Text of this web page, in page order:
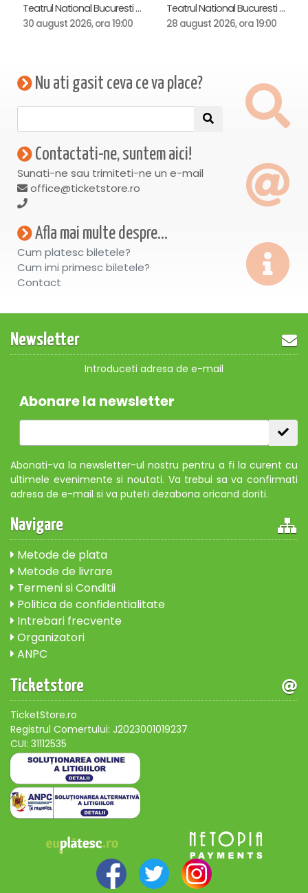
Teatrul National Bucuresti - Sala Ion Caramitru, Bucuresti
30 august 2026, ora 19:00
Teatrul National Bucuresti - Sala Ion Caramitru, Bucuresti
28 august 2026, ora 19:00
Nu ati gasit ceva ce va place?
Contactati-ne, suntem aici!
Sunati-ne sau trimiteti-ne un e-mail
office@ticketstore.ro
Afla mai multe despre...
Cum platesc biletele?
Cum imi primesc biletele?
Contact
Newsletter
Introduceti adresa de e-mail
Abonare la newsletter
Abonati-va la newsletter-ul nostru pentru a fi la curent cu
ultimele evenimente si noutati. Va trebui sa va confirmati
adresa de e-mail si va puteti dezabona oricand doriti.
Navigare
Metode de plata
Metode de livrare
Termeni si Conditii
Politica de confidentialitate
Intrebari frecvente
Organizatori
ANPC
Ticketstore
TicketStore.ro
Registrul Comertului: J2023001019237
CUI: 31112535